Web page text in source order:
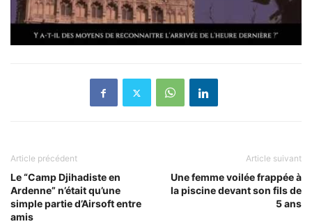
Article précédent
Le “Camp Djihadiste en
Ardenne” n’était qu’une
simple partie d’Airsoft entre
amis
Article suivant
Une femme voilée frappée à
la piscine devant son fils de
5 ans